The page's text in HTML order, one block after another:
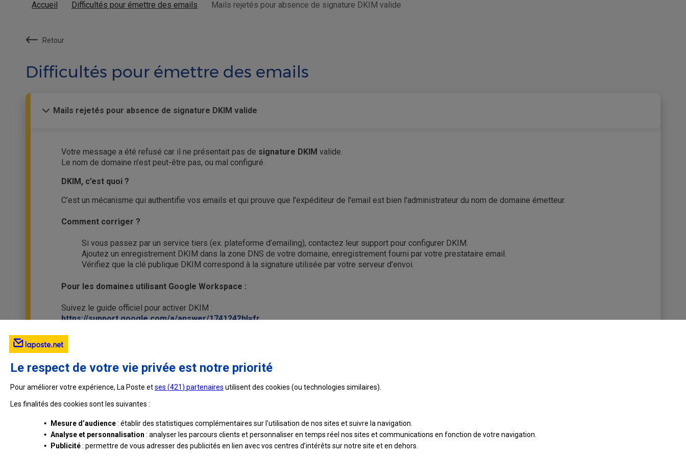
Accueil Difficultés pour émettre des emails Mails rejetés pour absence de signature DKIM valide
Retour
Difficultés pour émettre des emails
Mails rejetés pour absence de signature DKIM valide
Votre message a été refusé car il ne présentait pas de signature DKIM valide.
Le nom de domaine n'est peut-être pas, ou mal configuré.
DKIM, c’est quoi ?
C’est un mécanisme qui authentifie vos emails et qui prouve que l'expéditeur de l'email est bien l'administrateur du nom de domaine émetteur.
Comment corriger ?
Si vous passez par un service tiers (ex. plateforme d’emailing), contactez leur support pour configurer DKIM.
Ajoutez un enregistrement DKIM dans la zone DNS de votre domaine, enregistrement fourni par votre prestataire email.
Vérifiez que la clé publique DKIM correspond à la signature utilisée par votre serveur d’envoi.
Pour les domaines utilisant Google Workspace :
Suivez le guide officiel pour activer DKIM :
https://support.google.com/a/answer/174124?hl=fr
Le respect de votre vie privée est notre priorité
Pour améliorer votre expérience, La Poste etses (421) partenaires utilisent des cookies (ou technologies similaires).
Les finalités des cookies sont les suivantes :
• Mesure d’audience: établir des statistiques complémentaires sur l’utilisation de nos sites et suivre la navigation.
•Analyse et personnalisation : analyser les parcours clients et personnaliser en temps réel nos sites et communications en fonction de votre navigation.
•
Publicité: permettre de vous adresser des publicités en lien avec vos centres d’intérêts sur notre site et en dehors.